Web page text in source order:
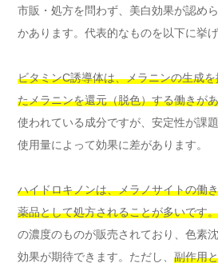
市販・処方を問わず、美白効果が認め
かあります。代表的なものを以下に挙げ
ビタミンC誘導体は、メラニンの生成
たメラニンを還元（脱色）する働きが
使われている成分ですが、安定性が課
使用量によって効果に差があります。
ハイドロキノンは、メラノサイトの働
薬品として処方されることが多いです。
の濃度のものが販売されており、色素
効果が期待できます。ただし、 副作用